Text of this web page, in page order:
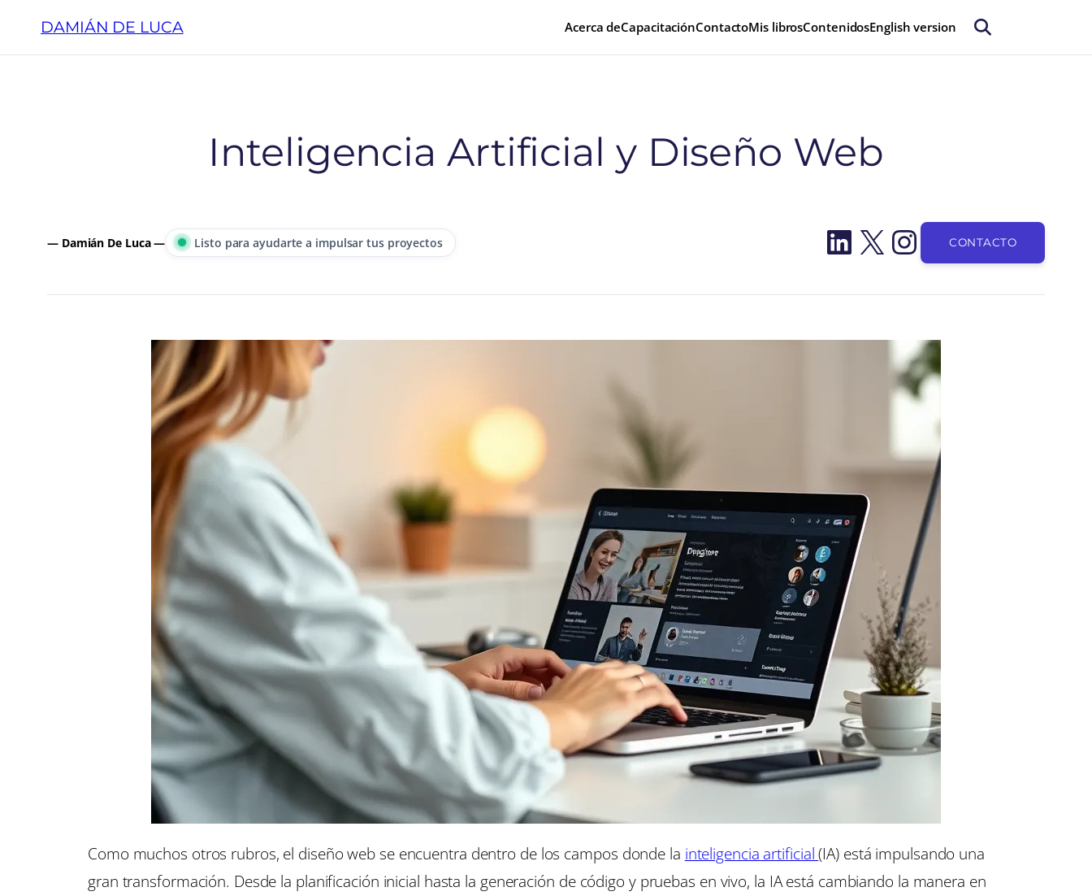
contenido
DAMIÁN DE LUCA Acerca deCapacitaciónContactoMis librosContenidosEnglish version
Inteligencia Artificial y Diseño Web
— Damián De Luca — Listo para ayudarte a impulsar tus proyectos LinkedIn
X Instagram
CONTACTO
Como muchos otros rubros, el diseño web se encuentra dentro de los campos donde la inteligencia artificial(IA) está impulsando una
gran transformación. Desde la planificación inicial hasta la generación de código y pruebas en vivo, la IA está cambiando la manera en